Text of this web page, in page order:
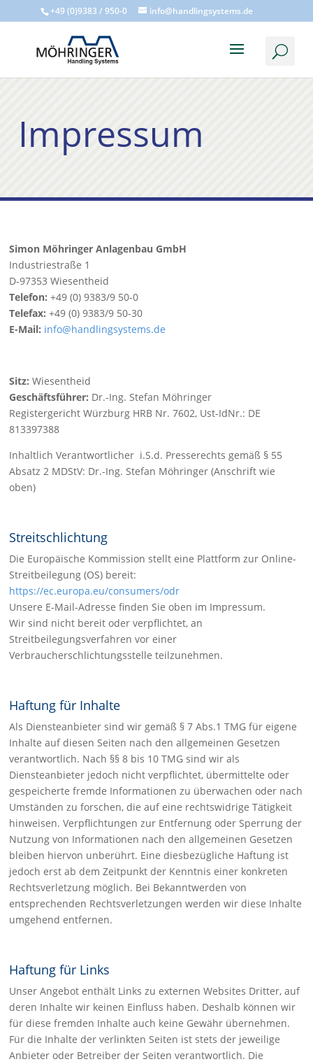
+49 (0)9383 / 950-0 info@handlingsystems.de
Impressum
Simon Möhringer Anlagenbau GmbH
Industriestraße 1
D-97353 Wiesentheid
Telefon: +49 (0) 9383/9 50-0
Telefax: +49 (0) 9383/9 50-30
E-Mail: info@handlingsystems.de
Sitz: Wiesentheid
Geschäftsführer: Dr.-Ing. Stefan Möhringer
Registergericht Würzburg HRB Nr. 7602, Ust-IdNr.: DE
813397388
Inhaltlich Verantwortlicher i.S.d. Presserechts gemäß § 55
Absatz 2 MDStV: Dr.-Ing. Stefan Möhringer (Anschrift wie
oben)
Streitschlichtung
Die Europäische Kommission stellt eine Plattform zur Online-
Streitbeilegung (OS) bereit:
https://ec.europa.eu/consumers/odr
Unsere E-Mail-Adresse finden Sie oben im Impressum.
Wir sind nicht bereit oder verpflichtet, an
Streitbeilegungsverfahren vor einer
Verbraucherschlichtungsstelle teilzunehmen.
Haftung für Inhalte
Als Diensteanbieter sind wir gemäß § 7 Abs.1 TMG für eigene
Inhalte auf diesen Seiten nach den allgemeinen Gesetzen
verantwortlich. Nach §§ 8 bis 10 TMG sind wir als
Diensteanbieter jedoch nicht verpflichtet, übermittelte oder
gespeicherte fremde Informationen zu überwachen oder nach
Umständen zu forschen, die auf eine rechtswidrige Tätigkeit
hinweisen. Verpflichtungen zur Entfernung oder Sperrung der
Nutzung von Informationen nach den allgemeinen Gesetzen
bleiben hiervon unberührt. Eine diesbezügliche Haftung ist
jedoch erst ab dem Zeitpunkt der Kenntnis einer konkreten
Rechtsverletzung möglich. Bei Bekanntwerden von
entsprechenden Rechtsverletzungen werden wir diese Inhalte
umgehend entfernen.
Haftung für Links
Unser Angebot enthält Links zu externen Websites Dritter, auf
deren Inhalte wir keinen Einfluss haben. Deshalb können wir
für diese fremden Inhalte auch keine Gewähr übernehmen.
Für die Inhalte der verlinkten Seiten ist stets der jeweilige
Anbieter oder Betreiber der Seiten verantwortlich. Die